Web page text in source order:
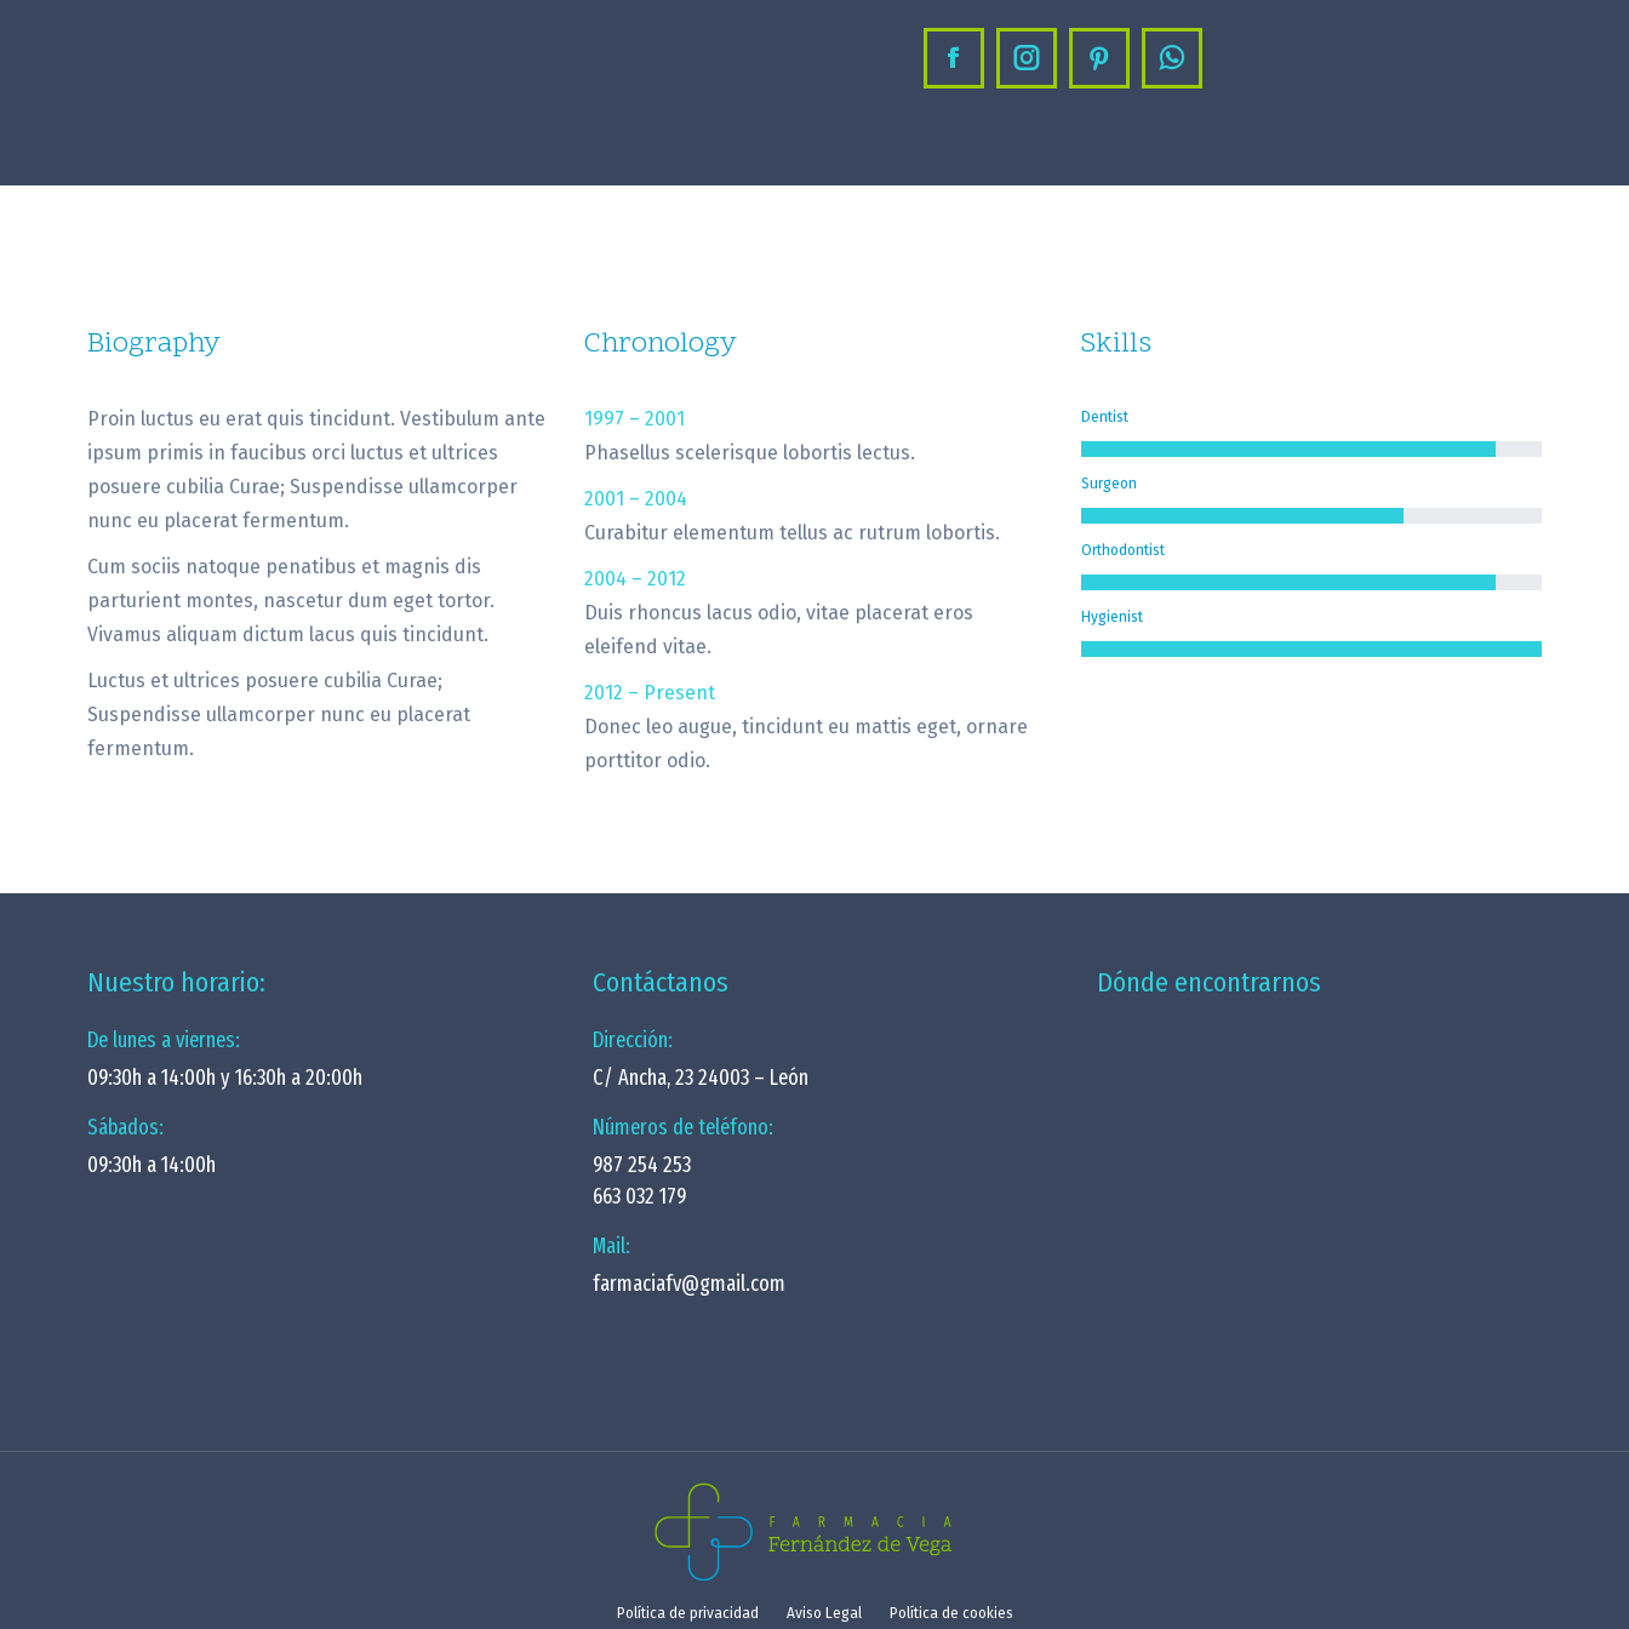
FacebookInstagramPinterestWhatsapp
Biography
Proin luctus eu erat quis tincidunt. Vestibulum ante
ipsum primis in faucibus orci luctus et ultrices
posuere cubilia Curae; Suspendisse ullamcorper
nunc eu placerat fermentum.
Cum sociis natoque penatibus et magnis dis
parturient montes, nascetur dum eget tortor.
Vivamus aliquam dictum lacus quis tincidunt.
Luctus et ultrices posuere cubilia Curae;
Suspendisse ullamcorper nunc eu placerat
fermentum.
Chronology
1997 – 2001
Phasellus scelerisque lobortis lectus.
2001 – 2004
Curabitur elementum tellus ac rutrum lobortis.
2004 – 2012
Duis rhoncus lacus odio, vitae placerat eros
eleifend vitae.
2012 – Present
Donec leo augue, tincidunt eu mattis eget, ornare
porttitor odio.
Skills
Dentist
Surgeon
Orthodontist
Hygienist
Nuestro horario:
De lunes a viernes:
09:30h a 14:00h y 16:30h a 20:00h
Sábados:
09:30h a 14:00h
Contáctanos
Dirección:
C/ Ancha, 23 24003 – León
Números de teléfono:
987 254 253
663 032 179
Mail:
farmaciafv@gmail.com
Dónde encontrarnos
Política de privacidad Aviso Legal Política de cookies